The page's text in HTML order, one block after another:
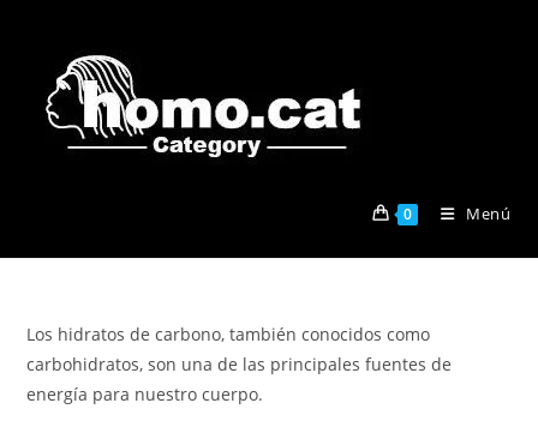
contenido
0 Menú
Los hidratos de carbono, también conocidos como
carbohidratos, son una de las principales fuentes de
energía para nuestro cuerpo.